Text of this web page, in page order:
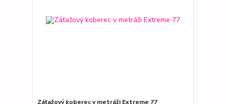
Záťažový koberec v metráži Extreme 77